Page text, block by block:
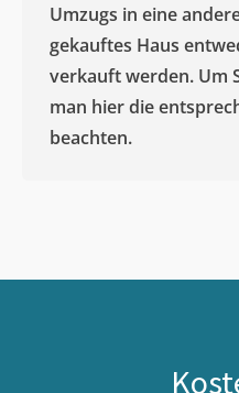
Umzugs in eine
gekauftes Haus
verkauft werden. Um
man hier die
beachten.